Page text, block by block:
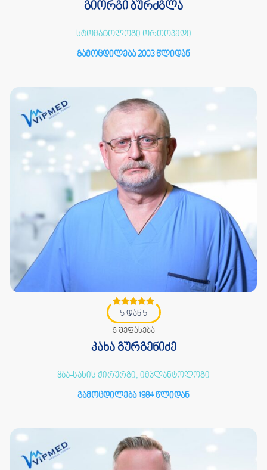
გიორგი ბურძგლა
სტომატოლოგი ორთოპედი
გამოცდილება 2003 წლიდან
5 დან 5
6 შეფასება
კახა გურგენიძე
ყბა-სახის ქირურგი, იმპლანტოლოგი
გამოცდილება 1984 წლიდან